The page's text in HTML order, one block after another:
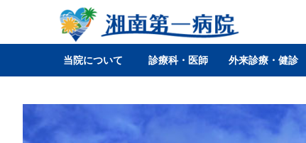
当院について 診療科・医師 外来診療・健診